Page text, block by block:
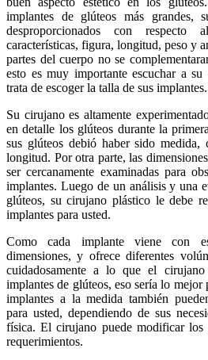
implantes de glúteos más grandes,
desproporcionados con
características, figura, longitud, peso y
partes del cuerpo no se
esto es muy importante escuchar a
trata de escoger la talla de sus implantes.
Su cirujano es altamente
en detalle los glúteos durante la
sus glúteos debió haber sido
longitud. Por otra parte, las
ser cercanamente examinadas para
implantes. Luego de un análisis y una
glúteos, su cirujano plástico le debe
implantes para usted.
Como cada implante viene con
dimensiones, y ofrece diferentes
cuidadosamente a lo que el
implantes de glúteos, eso sería lo mejor
implantes a la medida también
para usted, dependiendo de sus
física. El cirujano puede modificar los
requerimientos.